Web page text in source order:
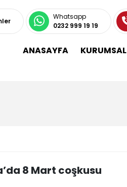
Whatsapp
0232 999 19 19
ANASAYFA KURUMSAL
8 Mart coşkusu